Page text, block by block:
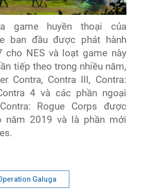
game huyền thoại của
ban đầu được phát hành
cho NES và loạt game này
tiếp theo trong nhiều năm,
Contra, Contra III, Contra:
4 và các phần ngoại
Rogue Corps được
năm 2019 và là phần mới
Galuga